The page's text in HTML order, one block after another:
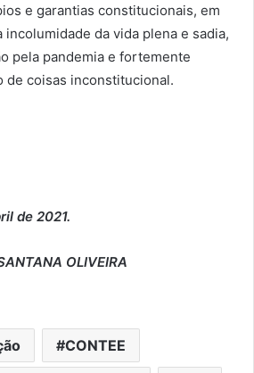
e garantias constitucionais, em
da vida plena e sadia,
pela pandemia e fortemente
de coisas inconstitucional.
de 2021.
OLIVEIRA
CONTEE